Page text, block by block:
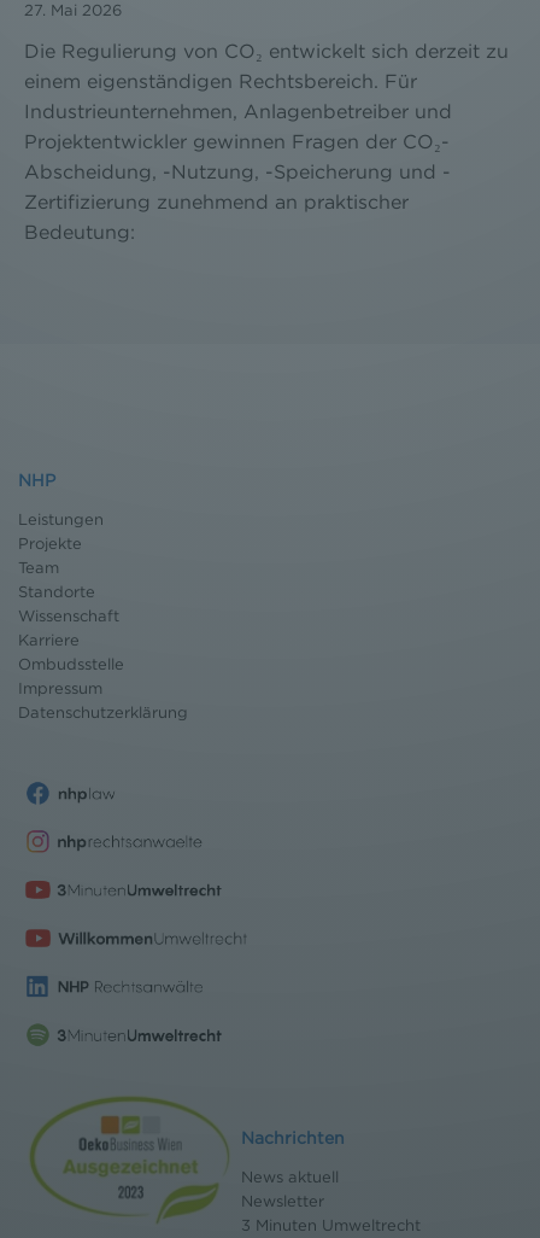
27. Mai 2026
Die Regulierung von CO₂ entwickelt sich derzeit zu
einem eigenständigen Rechtsbereich. Für
Industrieunternehmen, Anlagenbetreiber und
Projektentwickler gewinnen Fragen der CO₂-
Abscheidung, -Nutzung, -Speicherung und -
Zertifizierung zunehmend an praktischer
Bedeutung:
NHP
Leistungen
Projekte
Team
Standorte
Wissenschaft
Karriere
Ombudsstelle
Impressum
Datenschutzerklärung
Nachrichten
News aktuell
Newsletter
3 Minuten Umweltrecht
Bildschirmrand ein Cookie-Icon wo Sie jederzeit Ihre
Einwilligung widerrufen und Widerspruch ausüben.
Weitere Infomationen finden Sie hier:
Datenschutzerklärung